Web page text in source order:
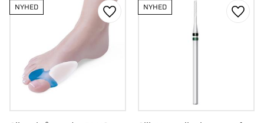
NYHED
Gem som favorit
NYHED
Gem